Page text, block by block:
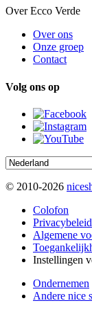
Over Ecco Verde
Over ons
Onze groep
Contact
Volg ons op
© 2010-2026
Colofon
Privacybeleid
Algemene
Instellingen
Ondernemen
Andere nice